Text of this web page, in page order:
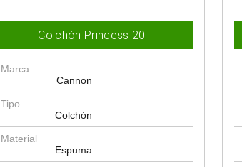
Colchón Princess 20
Marca
Cannon
Tipo
Colchón
Material
Espuma